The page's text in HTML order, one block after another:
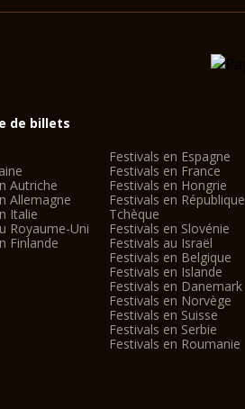
de billets
Autriche
Allemagne
Italie
Royaume-Uni
Finlande
Festivals en Espagne
Festivals en France
Festivals en Hongrie
Festivals en République
Tchèque
Festivals en Slovénie
Festivals au Israël
Festivals en Belgique
Festivals en Islande
Festivals en Danemark
Festivals en Norvège
Festivals en Suisse
Festivals en Serbie
Festivals en Roumanie